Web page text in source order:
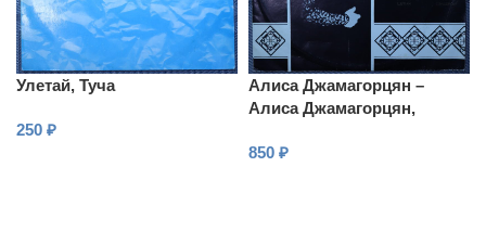
Улетай, Туча
250 ₽
Алиса Джамагорцян –
Алиса Джамагорцян,
850 ₽